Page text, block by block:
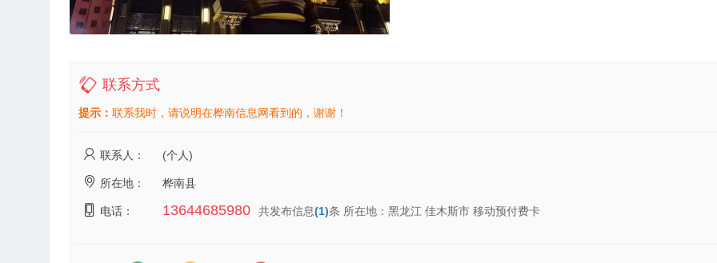
联系方式
提示： 联系我时，请说明在桦南信息网看到的，谢谢！
联系人： (个人)
所在地： 桦南县
电话： 13644685980 共发布信息(1)条 所在地：黑龙江 佳木斯市 移动预付费卡